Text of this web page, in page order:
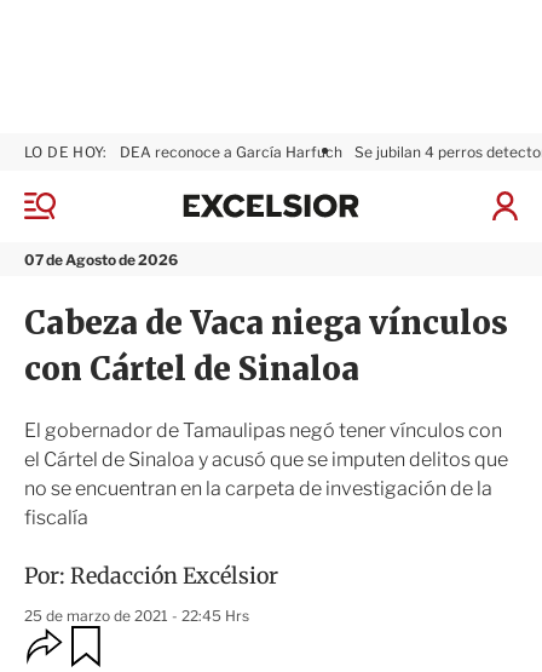
M
n
07 de Agosto de 2026
LO DE HOY: DEA reconoce a García Harfuch Se jubilan 4 perros
I
a
ó
x
i
r
Cabeza de Vaca niega vínculos
con Cártel de Sinaloa
El gobernador de Tamaulipas negó tener vínculos con
el Cártel de Sinaloa y acusó que se imputen delitos que
no se encuentran en la carpeta de investigación de la
fiscalía
Por: Redacción Excélsior
25 de marzo de 2021 - 22:45 Hrs
O
p